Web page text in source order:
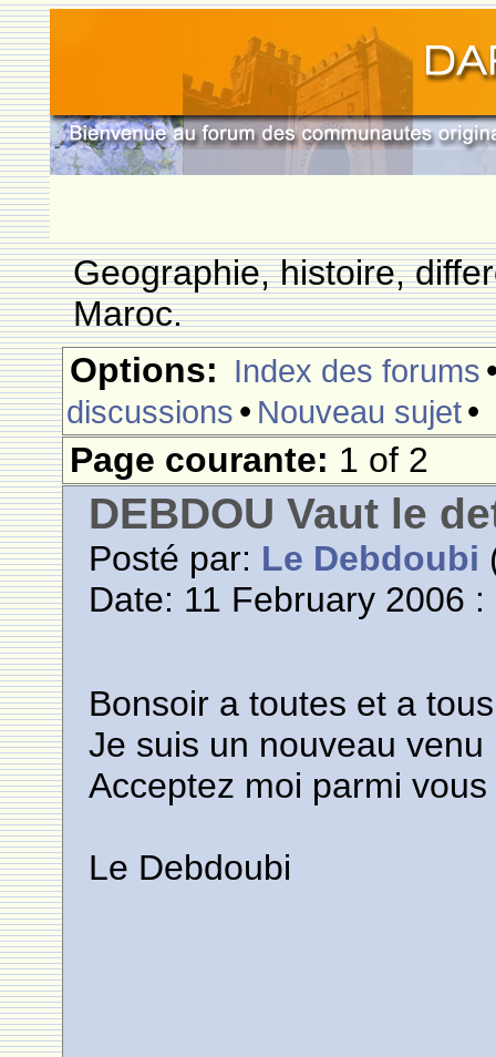
Geographie, histoire,
Maroc.
Options: Index des forums
discussions • Nouveau sujet•
Page courante: 1 of 2
DEBDOU Vaut le
Posté par: Le Debdoubi
Date: 11 February 2006 :
Bonsoir a toutes et a tous
Je suis un nouveau venu
Acceptez moi parmi vous
Le Debdoubi